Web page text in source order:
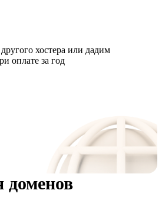
хостера или дадим
оплате за год
доменов